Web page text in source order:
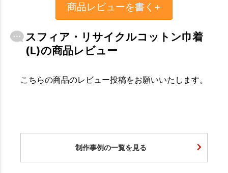
商品レビューを書く+
スフィア・リサイクルコットン巾着
(L)の商品レビュー
こちらの商品のレビュー投稿をお願いいたします。
制作事例の一覧を見る